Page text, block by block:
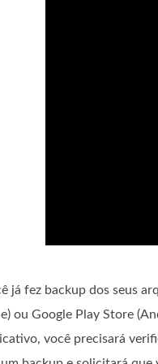
já fez backup dos seus
ou Google Play Store
você precisará